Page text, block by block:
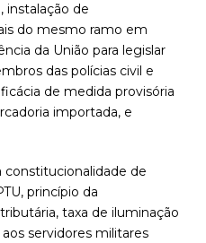
instalação de
do mesmo ramo em
da União para legislar
das polícias civil e
de medida provisória
importada, e
constitucionalidade de
princípio da
taxa de iluminação
servidores militares